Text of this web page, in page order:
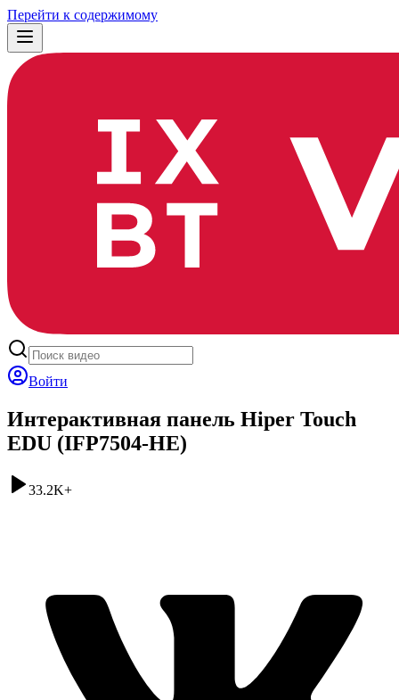
Перейти к содержимому
Войти
Интерактивная панель Hiper Touch
EDU (IFP7504-HE)
33.2K+